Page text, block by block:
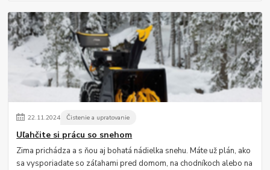
22.11.2024 Čistenie a upratovanie
Uľahčite si prácu so snehom
Zima prichádza a s ňou aj bohatá nádielka snehu. Máte už plán, ako
sa vysporiadate so záľahami pred domom, na chodníkoch alebo na